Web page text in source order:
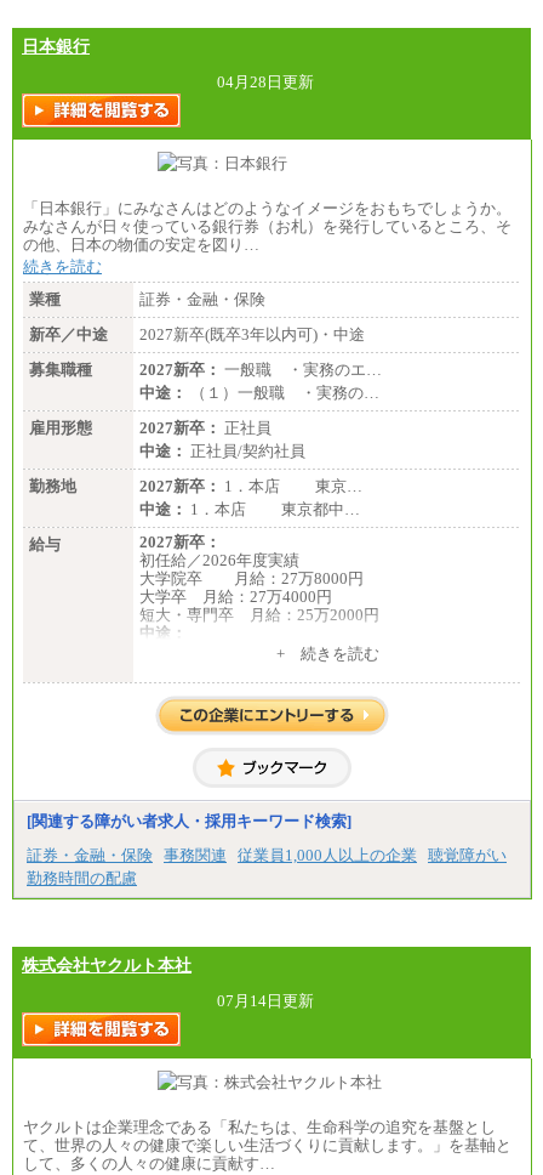
日本銀行
04月28日更新
「日本銀行」にみなさんはどのようなイメージをおもちでしょうか。
みなさんが日々使っている銀行券（お札）を発行しているところ、そ
の他、日本の物価の安定を図り…
続きを読む
業種
証券・金融・保険
新卒／中途
2027新卒(既卒3年以内可)・中途
募集職種
2027新卒： 一般職 ・実務のエ…
中途：
（１）一般職 ・実務の…
雇用形態
2027新卒： 正社員
中途： 正社員/契約社員
勤務地
2027新卒： 1．本店 東京…
中途： 1．本店 東京都中…
給与
2027新卒：
初任給／2026年度実績
大学院卒 月給：27万8000円
大学卒 月給：27万4000円
短大・専門卒 月給：25万2000円
中途：
※職務経験等を考慮し決定いたします。
※試用期間中も給与に変更はございません
+ 続きを読む
[関連する障がい者求人・採用キーワード検索]
証券・金融・保険 事務関連 従業員1,000人以上の企業
聴覚障がい
勤務時間の配慮
株式会社ヤクルト本社
07月14日更新
ヤクルトは企業理念である「私たちは、生命科学の追究を基盤とし
て、世界の人々の健康で楽しい生活づくりに貢献します。」を基軸と
して、多くの人々の健康に貢献す…